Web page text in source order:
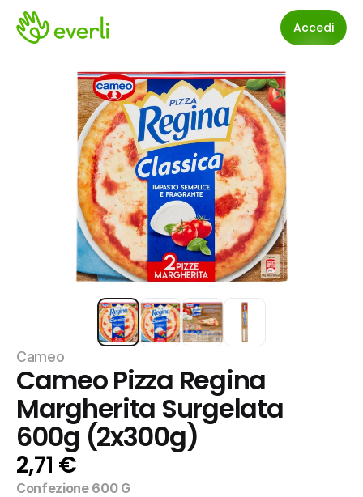
Accedi
Cameo
Cameo Pizza Regina
Margherita Surgelata
600g (2x300g)
2,71 €
Confezione 600 G